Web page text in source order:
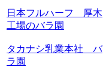
日本フルハーフ 厚木
工場のバラ園
タカナシ乳業本社 バ
ラ園